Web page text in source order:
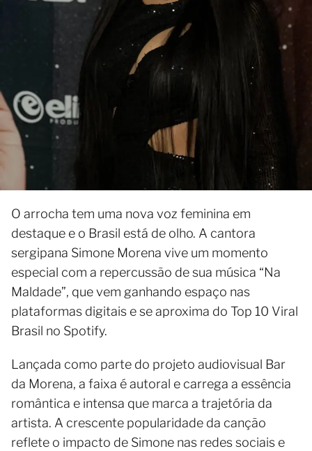
O arrocha tem uma nova voz feminina em
destaque e o Brasil está de olho. A cantora
sergipana Simone Morena vive um momento
especial com a repercussão de sua música “Na
Maldade”, que vem ganhando espaço nas
plataformas digitais e se aproxima do Top 10 Viral
Brasil no Spotify.
Lançada como parte do projeto audiovisual Bar
da Morena, a faixa é autoral e carrega a essência
romântica e intensa que marca a trajetória da
artista. A crescente popularidade da canção
reflete o impacto de Simone nas redes sociais e